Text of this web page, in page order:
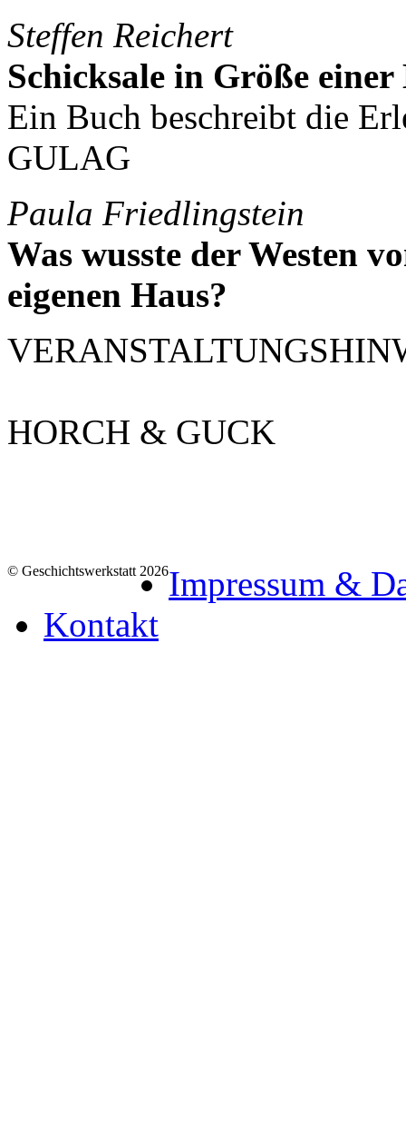
Steffen Reichert
Schicksale in Größe
Ein Buch beschreibt die
GULAG
Paula Friedlingstein
Was wusste der Westen
eigenen Haus?
HORCH & GUCK
© Geschichtswerkstatt 2026Impressum &
Kontakt